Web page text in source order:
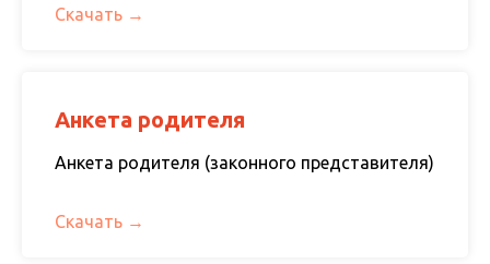
Скачать
Анкета родителя
Анкета родителя (законного представителя)
Скачать